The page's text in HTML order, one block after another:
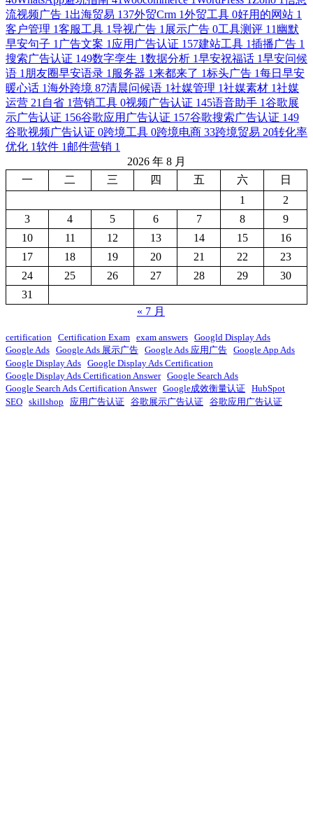
流视频广告 1 出海贸易 137外贸Crm 1外贸工具 0好用的网站 1
客户管理 1客服工具 1导视广告 1 展示广告 0工具测评 11 幽默
早安句子 1 广告文案 1 应用广告认证 157建站工具 1插播广告 1
搜索广告认证 149数字孪生 1数据分析 1早安祝福话 1早安问候
语 1 朋友圈早安语录 1 服务器 1来都来了 1标头广告 1每日早安
暖心话 1海外跨境 87清晨问候语 1社媒管理 1社媒素材 1社媒
运营 21 自省 1营销工具 0视频广告认证 145语音助手 1谷歌展
示广告认证 156谷歌应用广告认证 157谷歌搜索广告认证 149
谷歌视频广告认证 0跨境工具 0跨境电商 33跨境贸易 20转化率
优化 1软件 1 邮件营销 1
2026 年 8 月
一
二 三 四 五 六
日
1
2
3
4 5 6 7 8
9
10
11 12 13 14 15
16
17
18 19 20 21 22
23
24
25 26 27 28 29
30
31
« 7 月
certification Certification Exam exam answers Googld Display Ads
Google Ads Google Ads 展示广告 Google Ads 应用广告 Google App Ads
Google Display Ads Google Display Ads Certification
Google Display Ads Certification Answer Google Search Ads
Google Search Ads Certification Answer Google成效衡量认证 HubSpot
SEO skillshop 应用广告认证 谷歌展示广告认证 谷歌应用广告认证